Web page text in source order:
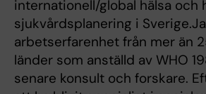
internationell/global hälsa och
sjukvårdsplanering i
arbetserfarenhet från mer än
länder som anställd av WHO
senare konsult och forskare.